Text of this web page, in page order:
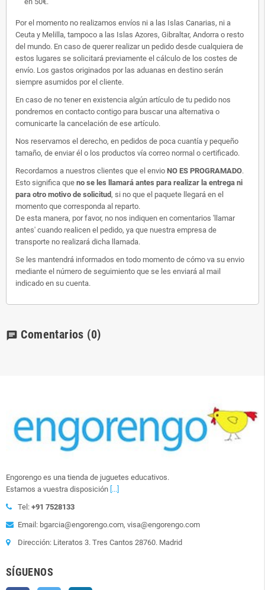
Por el momento no realizamos envíos ni a las Islas Canarias, ni a
Ceuta y Melilla, tampoco a las Islas Azores, Gibraltar, Andorra o resto
del mundo. En caso de querer realizar un pedido desde cualquiera de
estos lugares se solicitará previamente el cálculo de los costes de
envío. Los gastos originados por las aduanas en destino serán
siempre asumidos por el cliente.
En caso de no tener en existencia algún artículo de tu pedido nos
pondremos en contacto contigo para buscar una alternativa o
comunicarte la cancelación de ese artículo.
Nos reservamos el derecho, en pedidos de poca cuantía y pequeño
tamaño, de enviar él o los productos vía correo normal o certificado.
Recordamos a nuestros clientes que el envio NO ES PROGRAMADO.
Esto significa que no se les llamará antes para realizar la entrega ni
para otro motivo de solicitud, si no que el paquete llegará en el
momento que corresponda al reparto.
De esta manera, por favor, no nos indiquen en comentarios 'llamar
antes' cuando realicen el pedido, ya que nuestra empresa de
transporte no realizará dicha llamada.
Se les mantendrá informados en todo momento de cómo va su envio
mediante el número de seguimiento que se les enviará al mail
indicado en su cuenta.
chat Comentarios (0)
Engorengo es una tienda de juguetes educativos.
Estamos a vuestra disposición [...]
Tel: +91 7528133
Email: bgarcia@engorengo.com, visa@engorengo.com
Dirección: Literatos 3. Tres Cantos 28760. Madrid
SÍGUENOS